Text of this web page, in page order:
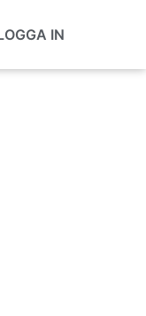
IN